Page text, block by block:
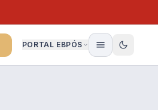
PORTAL EBPÓS